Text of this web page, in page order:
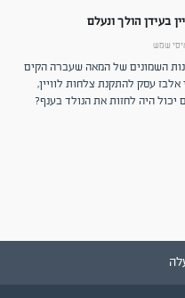
בעידן הולך ונעלם
שמש
השמונים של המאה שעברה הקים
אלבז עסק להתקנת צלחות לוויין,
יכול היה לחזות את הנולד בענף?